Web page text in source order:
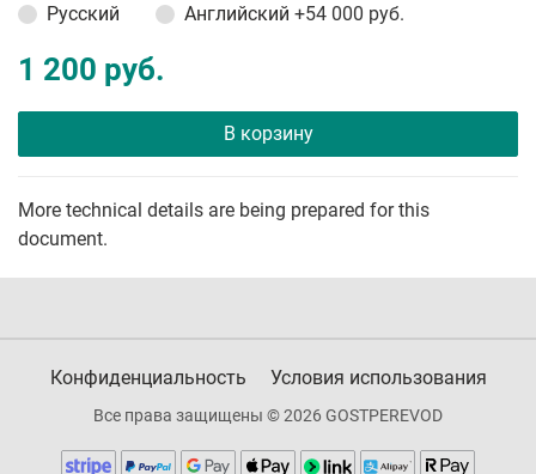
Русский
Английский +54 000 руб.
1 200 руб.
В корзину
More technical details are being prepared for this
document.
Конфиденциальность Условия использования
Все права защищены © 2026 GOSTPEREVOD